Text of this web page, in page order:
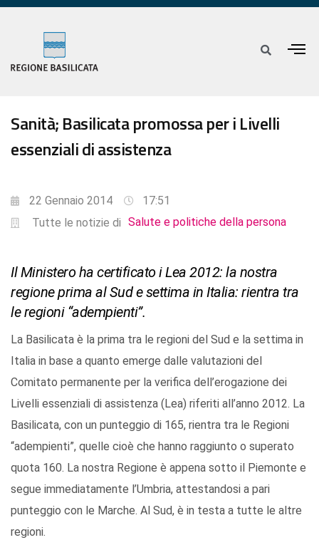
Sanità; Basilicata promossa per i Livelli
essenziali di assistenza
22 Gennaio 2014
17:51
Tutte le notizie di Salute e politiche della persona
Il Ministero ha certificato i Lea 2012: la nostra
regione prima al Sud e settima in Italia: rientra tra
le regioni “adempienti”.
La Basilicata è la prima tra le regioni del Sud e la settima in
Italia in base a quanto emerge dalle valutazioni del
Comitato permanente per la verifica dell’erogazione dei
Livelli essenziali di assistenza (Lea) riferiti all’anno 2012. La
Basilicata, con un punteggio di 165, rientra tra le Regioni
“adempienti”, quelle cioè che hanno raggiunto o superato
quota 160. La nostra Regione è appena sotto il Piemonte e
segue immediatamente l’Umbria, attestandosi a pari
punteggio con le Marche. Al Sud, è in testa a tutte le altre
regioni.